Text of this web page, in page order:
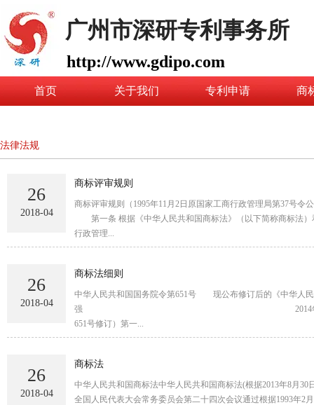
广州市深研专利事务所
http://www.gdipo.com
首页 关于我们 专利申请 商
法律法规
26
2018-04
商标评审规则
商标评审规则（1995年11月2日原国家工商行政管理局第37号令
第一条 根据《中华人民共和国商标法》（以下简称商标法
行政管理...
26
2018-04
商标法细则
中华人民共和国国务院令第651号 现公布
强 2014年4月29日 中华人民共和国商标法实施条例（2002年8月3日中华人民共和国国务院令第358号公布2014年4月29日中华人民共和国国务院令第
651号修订）第一...
26
2018-04
商标法
中华人民共和国商标法中华人民共和国商标法(根据2013年8月
全国人民代表大会常务委员会第二十四次会议通过根据1993年2